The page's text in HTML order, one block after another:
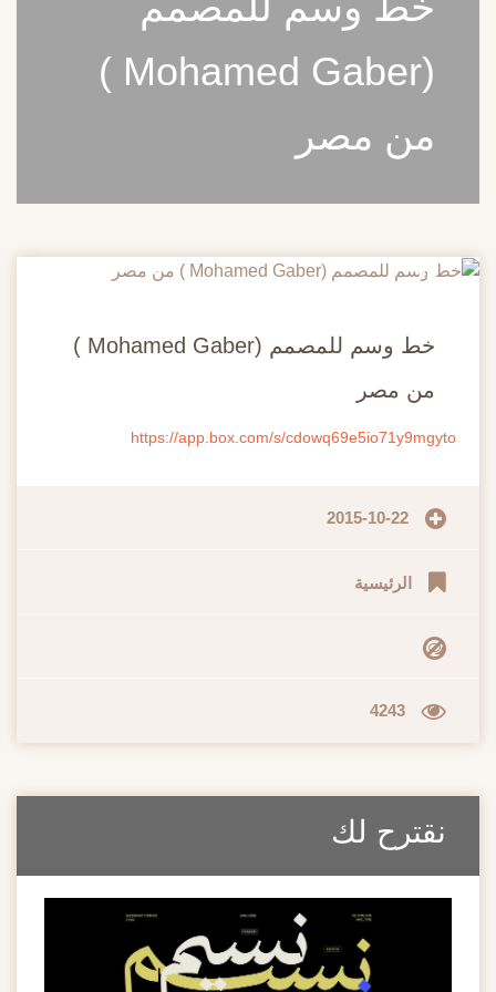
(Mohamed Gaber )
من مصر
20
خط وسم للمصمم (Mohamed Gaber )
من مصر
https://app.box.com/s/cdowq69e5io71y9mgyto
2015-10-22
الرئيسية
4243
نقترح لك